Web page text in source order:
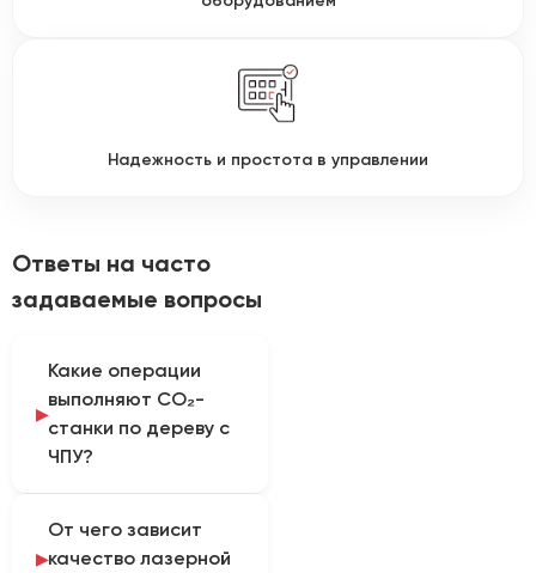
Надежность и простота в управлении
Ответы на часто
задаваемые вопросы
Какие операции
выполняют CO₂-
станки по дереву с
ЧПУ?
применяют для
контурной резки и
От чего зависит
качество лазерной